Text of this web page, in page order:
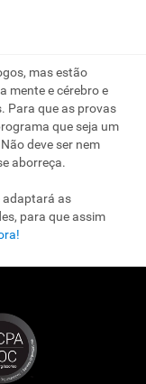
mas estão
mente e cérebro e
Para que as provas
que seja um
deve ser nem
aborreça.
adaptará as
para que assim